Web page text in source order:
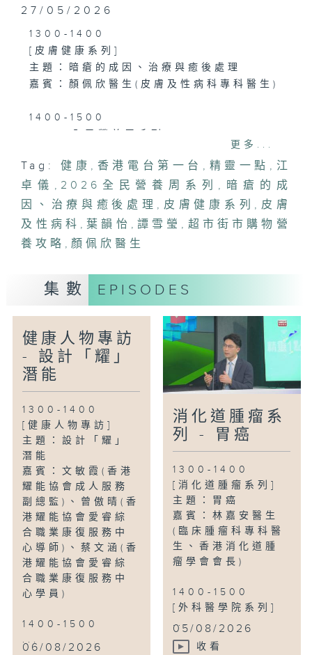
27/05/2026
1300-1400
[皮膚健康系列]
主題：暗瘡的成因、治療與癒後處理
嘉賓：顏佩欣醫生(皮膚及性病科專科醫生)
1400-1500
嘉賓：譚雪瑩(澳洲認可執業營養師、香港
營養學會教育主任)
更多...
Tag: 健康 , 香港電台第一台 , 精靈一點 , 江
卓儀 , 2026全民營養周系列 , 暗瘡的成
因、治療與癒後處理 , 皮膚健康系列 , 皮膚
及性病科 , 葉韻怡 , 譚雪瑩 , 超市街市購物營
養攻略 ,顏佩欣醫生
集數 EPISODES
健康人物專訪
- 設計「耀」
潛能
1300-1400
[健康人物專訪]
主題：設計「耀」
潛能
嘉賓：文敏霞(香港
耀能協會成人服務
副總監)、曾傲晴(香
港耀能協會愛睿綜
合職業康復服務中
心導師)、蔡文涵(香
港耀能協會愛睿綜
合職業康復服務中
心學員)
1400-1500
...
06/08/2026
消化道腫瘤系
列 - 胃癌
1300-1400
[消化道腫瘤系列]
主題：胃癌
嘉賓：林嘉安醫生
(臨床腫瘤科專科醫
生、香港消化道腫
瘤學會會長)
1400-1500
[外科醫學院系列]
...
05/08/2026
收看